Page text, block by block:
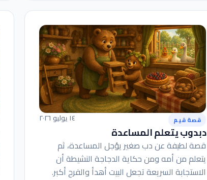
قصة قيم ١٤ يوليو ٢٠٢٦
دبدوب يتعلم المساعدة
قصة لطيفة عن دب صغير يؤجل المساعدة، ثم
يتعلم من أمه ومن حكاية الدجاجة النشيطة أن
الاستجابة السريعة تجعل البيت أهدأ والفرح أكبر.